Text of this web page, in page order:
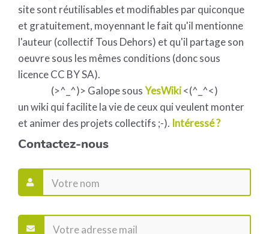
site sont réutilisables et modifiables par quiconque
et gratuitement, moyennant le fait qu'il mentionne
l'auteur (collectif Tous Dehors) et qu'il partage son
oeuvre sous les mêmes conditions (donc sous
licence CC BY SA).
(>^_^)> Galope sousYesWiki<(^_^<)
un wiki qui facilite la vie de ceux qui veulent monter
et animer des projets collectifs ;-). Intéressé ?
Contactez-nous